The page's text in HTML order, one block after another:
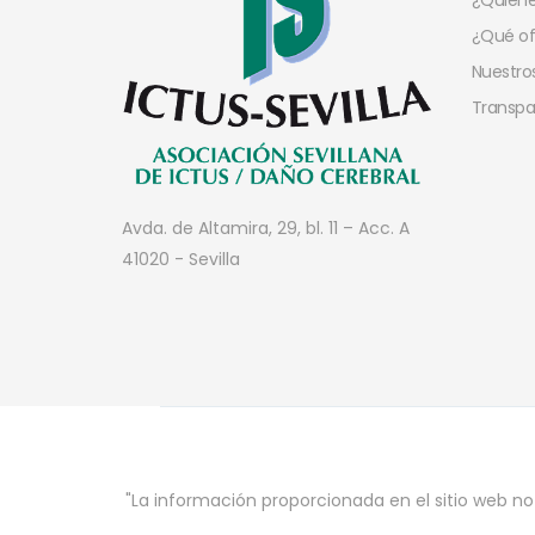
Avda. de Altamira, 29, bl. 11 – Acc. A
41020 - Sevilla
¿Qué
"La información proporcionada en el sitio web